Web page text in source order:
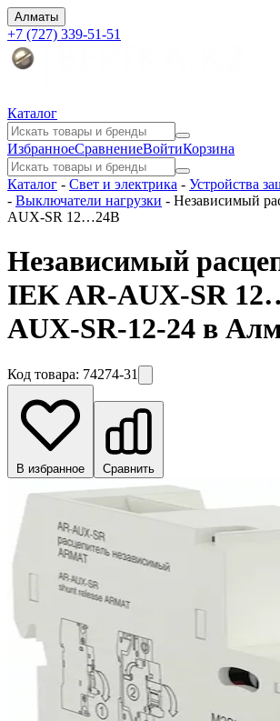
Алматы
+7 (727) 339-51-51
Каталог
ИзбранноеСравнениеВойтиКорзина
Каталог - Свет и электрика - Устройства
- Выключатели нагрузки - Независимый
AUX-SR 12…24В
Независимый
IEK AR-AUX-SR
AUX-SR-12-24 в
Код товара: 74274-31
В избранное Сравнить